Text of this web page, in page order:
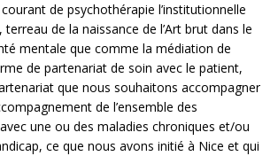
de psychothérapie l’institutionnelle
de la naissance de l’Art brut dans le
mentale que comme la médiation de
de partenariat de soin avec le patient,
que nous souhaitons accompagner
de l’ensemble des
une ou des maladies chroniques et/ou
ce que nous avons initié à Nice et qui